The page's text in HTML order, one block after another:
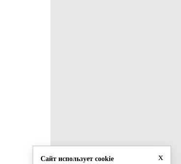
x
Сайт использует cookie